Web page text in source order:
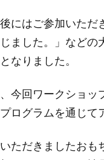
にはご参加いただ
ました。」などの
なりました。
今回ワークショ
ログラムを通じて
ただきましたおも